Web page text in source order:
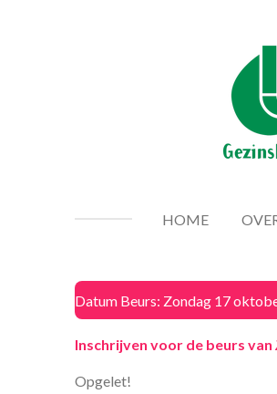
HOME
Datum Beurs: Zondag 17
Inschrijven voor de beurs van
Opgelet!